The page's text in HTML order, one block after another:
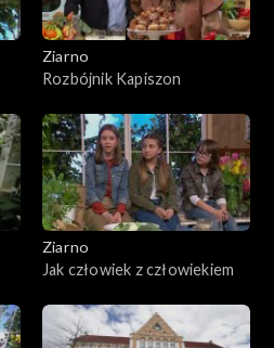
Ziarno
Rozbójnik Kapiszon
Ziarno
Jak człowiek z człowiekiem